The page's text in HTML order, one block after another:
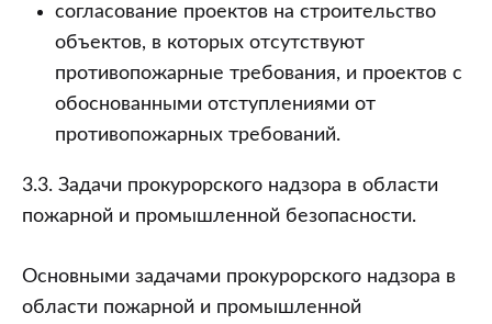
согласование проектов на строительство
объектов, в которых отсутствуют
противопожарные требования, и проектов с
обоснованными отступлениями от
противопожарных требований.
3.3. Задачи прокурорского надзора в области
пожарной и промышленной безопасности.
Основными задачами прокурорского надзора в
области пожарной и промышленной